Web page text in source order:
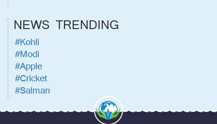
NEWS TRENDING
#Kohli
#Modi
#Apple
#Cricket
#Salman